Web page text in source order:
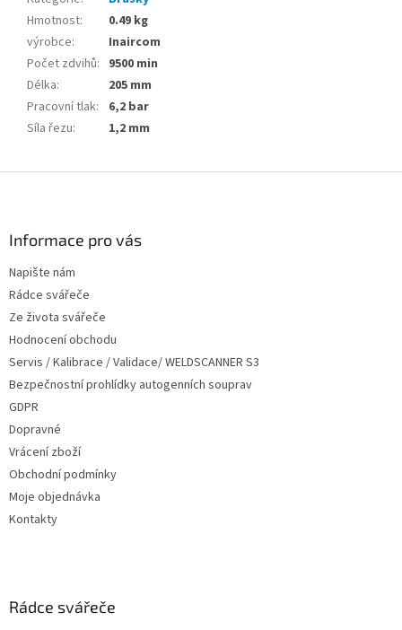
Hmotnost:
0.49 kg
výrobce:
Inaircom
Počet zdvihů: 9500 min
Délka:
205 mm
Pracovní tlak:
6,2 bar
Síla řezu: 1,2 mm
Informace pro vás
Napište nám
Rádce svářeče
Ze života svářeče
Hodnocení obchodu
Servis / Kalibrace / Validace/ WELDSCANNER S3
Bezpečnostní prohlídky autogenních souprav
GDPR
Dopravné
Vrácení zboží
Obchodní podmínky
Moje objednávka
Kontakty
Rádce svářeče